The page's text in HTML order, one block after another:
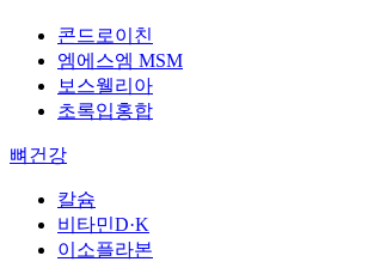
콘드로이친
엠에스엠 MSM
보스웰리아
초록입홍합
뼈건강
칼슘
비타민D·K
이소플라본